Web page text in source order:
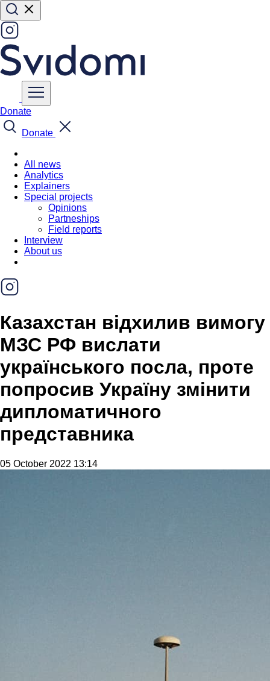
Donate
Donate
All news
Analytics
Explainers
Special projects
Opinions
Partneships
Field reports
Interview
About us
Казахстан відхилив вимогу
МЗС РФ вислати
українського посла, проте
попросив Україну змінити
дипломатичного
представника
05 October 2022 13:14